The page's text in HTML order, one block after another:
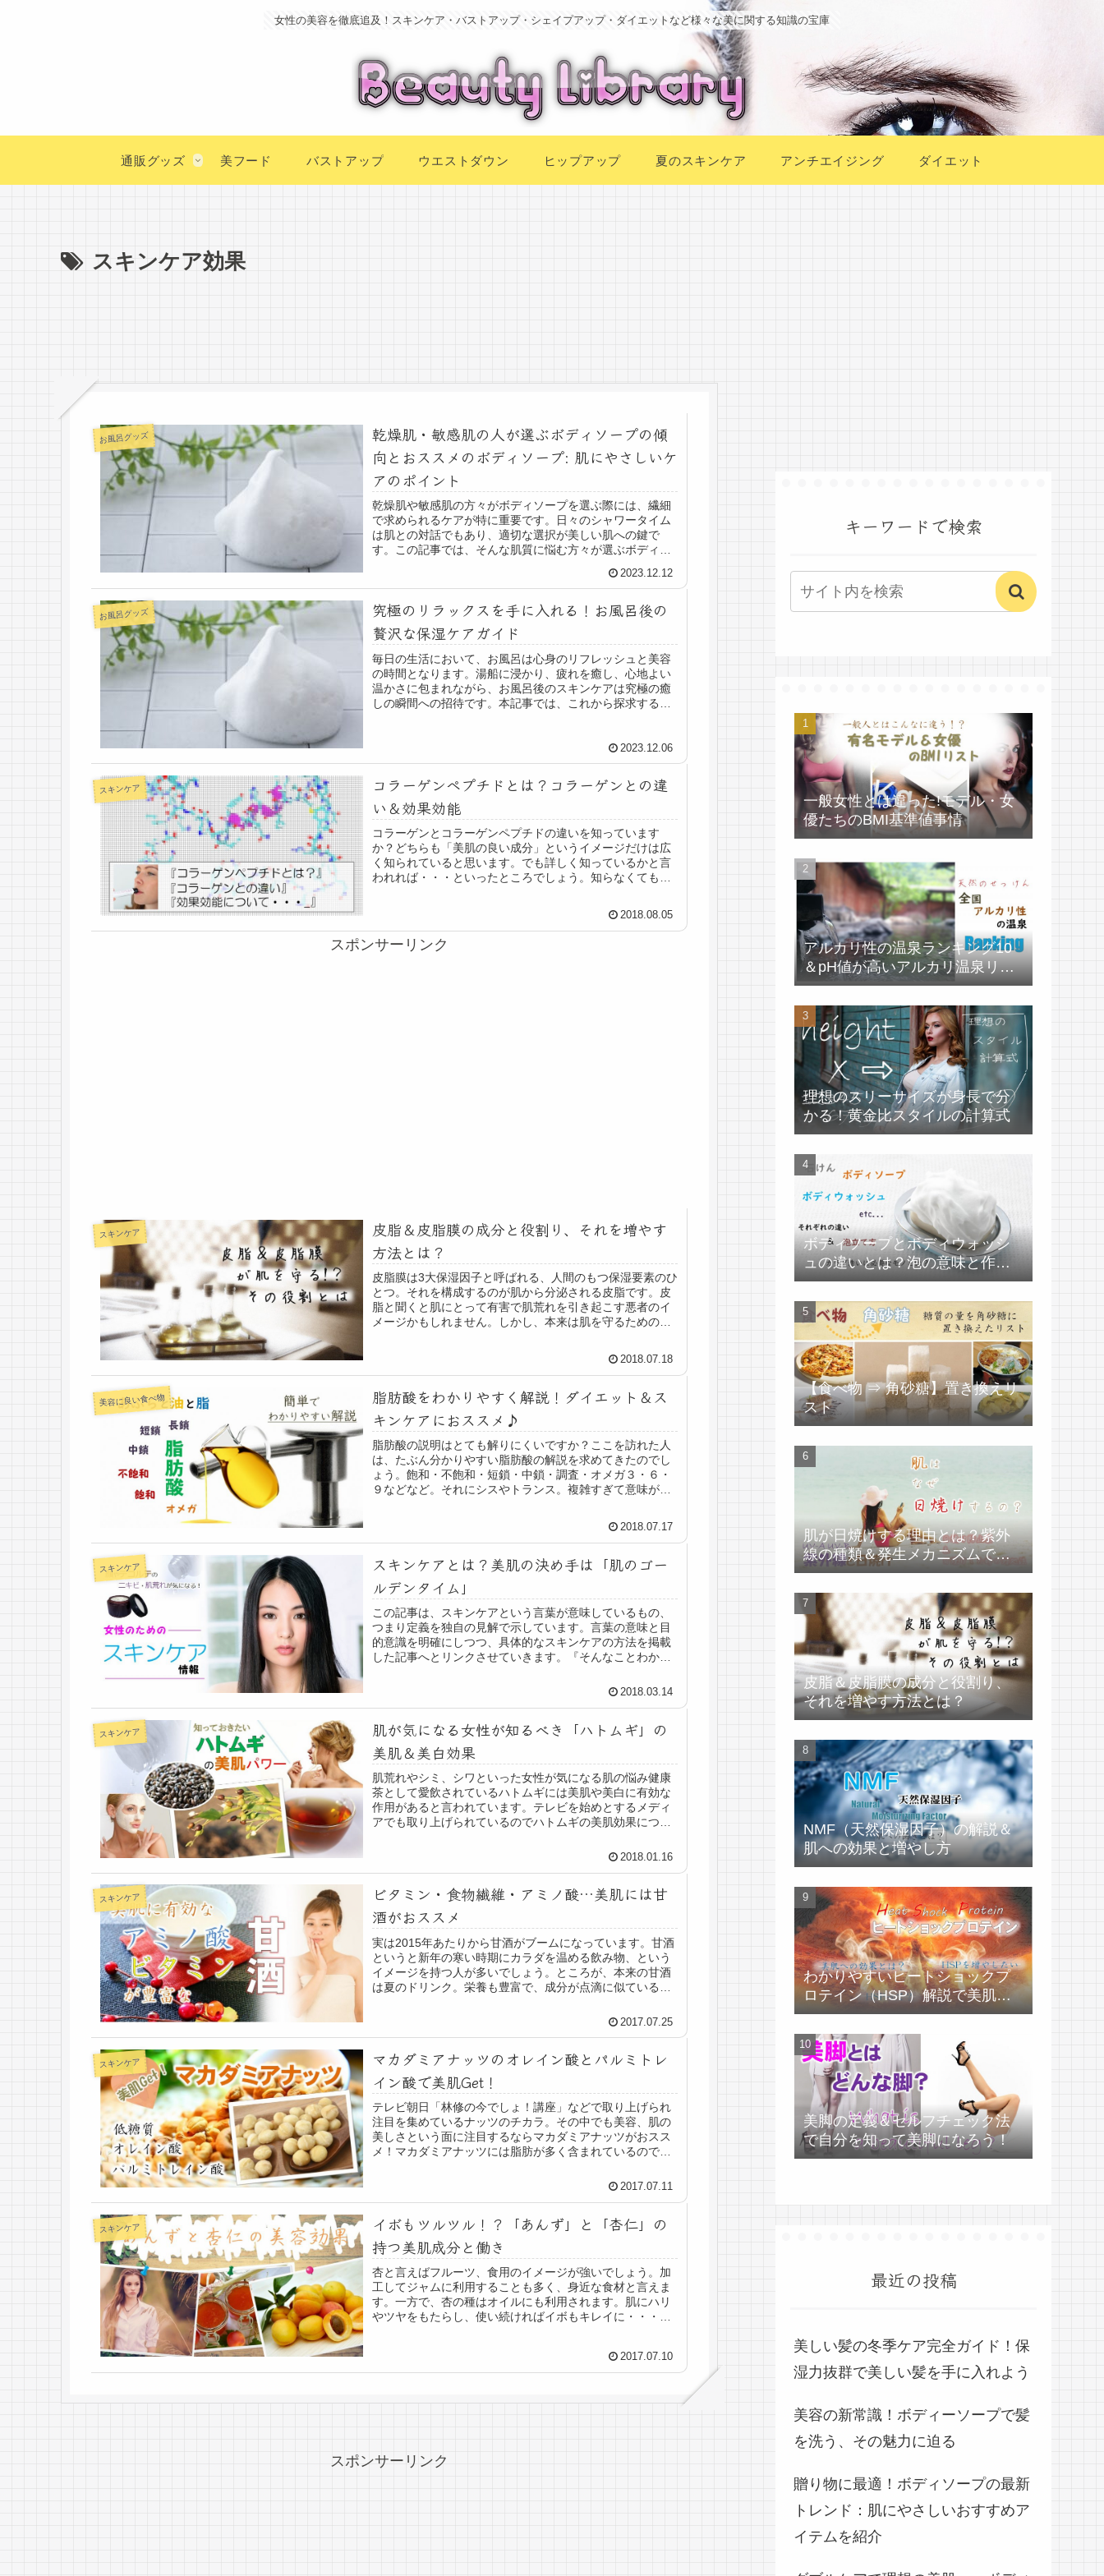
女性の美容を徹底追及！スキンケア・バストアップ・シェイプアップ・ダイエットなど様々な美に関する知識の宝庫
通販グッズ 美フード バストアップ ウエストダウン ヒップアップ 夏のスキンケア アンチエイジング ダイエット
スキンケア効果
お風呂グッズ
乾燥肌・敏感肌の人が選ぶボディソープの傾
向とおススメのボディソープ: 肌にやさしいケ
アのポイント
乾燥肌や敏感肌の方々がボディソープを選ぶ際には、繊細
で求められるケアが特に重要です。日々のシャワータイム
は肌との対話でもあり、適切な選択が美しい肌への鍵で
す。この記事では、そんな肌質に悩む方々が選ぶボディソ
2023.12.12
お風呂グッズ
究極のリラックスを手に入れる！お風呂後の
贅沢な保湿ケアガイド
毎日の生活において、お風呂は心身のリフレッシュと美容
の時間となります。湯船に浸かり、疲れを癒し、心地よい
温かさに包まれながら、お風呂後のスキンケアは究極の癒
しの瞬間への招待です。本記事では、これから探求するお
2023.12.06
スキンケア
コラーゲンペプチドとは？コラーゲンとの違
い＆効果効能
コラーゲンとコラーゲンペプチドの違いを知っています
か？どちらも「美肌の良い成分」というイメージだけは広
く知られていると思います。でも詳しく知っているかと言
われれば・・・といったところでしょう。知らなくても落
2018.08.05
スポンサーリンク
スキンケア
皮脂＆皮脂膜の成分と役割り、それを増やす
方法とは？
皮脂膜は3大保湿因子と呼ばれる、人間のもつ保湿要素のひ
とつ。それを構成するのが肌から分泌される皮脂です。皮
脂と聞くと肌にとって有害で肌荒れを引き起こす悪者のイ
メージかもしれません。しかし、本来は肌を守るための重
2018.07.18
美容に良い食べ物
脂肪酸をわかりやすく解説！ダイエット＆ス
キンケアにおススメ♪
脂肪酸の説明はとても解りにくいですか？ここを訪れた人
は、たぶん分かりやすい脂肪酸の解説を求めてきたのでし
ょう。飽和・不飽和・短鎖・中鎖・調査・オメガ３・６・
９などなど。それにシスやトランス。複雑すぎて意味がわ
2018.07.17
スキンケア
スキンケアとは？美肌の決め手は「肌のゴー
ルデンタイム」
この記事は、スキンケアという言葉が意味しているもの、
つまり定義を独自の見解で示しています。言葉の意味と目
的意識を明確にしつつ、具体的なスキンケアの方法を掲載
した記事へとリンクさせていきます。『そんなことわかっ
2018.03.14
スキンケア
肌が気になる女性が知るべき「ハトムギ」の
美肌＆美白効果
肌荒れやシミ、シワといった女性が気になる肌の悩み健康
茶として愛飲されているハトムギには美肌や美白に有効な
作用があると言われています。テレビを始めとするメディ
アでも取り上げられているのでハトムギの美肌効果につい
2018.01.16
スキンケア
ビタミン・食物繊維・アミノ酸…美肌には甘
酒がおススメ
実は2015年あたりから甘酒がブームになっています。甘酒
というと新年の寒い時期にカラダを温める飲み物、という
イメージを持つ人が多いでしょう。ところが、本来の甘酒
は夏のドリンク。栄養も豊富で、成分が点滴に似ているこ
2017.07.25
スキンケア
マカダミアナッツのオレイン酸とパルミトレ
イン酸で美肌Get！
テレビ朝日「林修の今でしょ！講座」などで取り上げられ
注目を集めているナッツのチカラ。その中でも美容、肌の
美しさという面に注目するならマカダミアナッツがおスス
メ！マカダミアナッツには脂肪が多く含まれているのです
2017.07.11
スキンケア
イボもツルツル！？「あんず」と「杏仁」の
持つ美肌成分と働き
杏と言えばフルーツ、食用のイメージが強いでしょう。加
工してジャムに利用することも多く、身近な食材と言えま
す。一方で、杏の種はオイルにも利用されます。肌にハリ
やツヤをもたらし、使い続ければイボもキレイに・・・と
2017.07.10
スポンサーリンク
キーワードで検索
一般女性とは違った!モデル・女
優たちのBMI基準値事情
アルカリ性の温泉ランキング10
＆pH値が高いアルカリ温泉リス
ト
理想のスリーサイズが身長で分
かる！黄金比スタイルの計算式
ボディソープとボディウォッシ
ュの違いとは？泡の意味と作り
方
【食べ物 ⇒ 角砂糖】置き換えリ
スト
肌が日焼けする理由とは？紫外
線の種類＆発生メカニズムで学
ぶ
皮脂＆皮脂膜の成分と役割り、
それを増やす方法とは？
NMF（天然保湿因子）の解説＆
肌への効果と増やし方
わかりやすいヒートショックプ
ロテイン（HSP）解説で美肌づ
くり！
美脚の定義＆セルフチェック法
で自分を知って美脚になろう！
最近の投稿
美しい髪の冬季ケア完全ガイド！保
湿力抜群で美しい髪を手に入れよう
美容の新常識！ボディーソープで髪
を洗う、その魅力に迫る
贈り物に最適！ボディソープの最新
トレンド：肌にやさしいおすすめア
イテムを紹介